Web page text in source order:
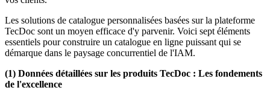
Les solutions de catalogue personnalisées basées sur la plateforme
TecDoc sont un moyen efficace d'y parvenir. Voici sept éléments
essentiels pour construire un catalogue en ligne puissant qui se
démarque dans le paysage concurrentiel de l'IAM.
(1) Données détaillées sur les produits TecDoc : Les fondements
de l'excellence